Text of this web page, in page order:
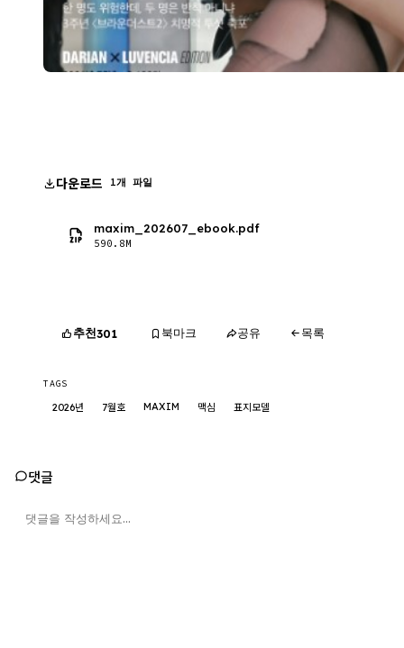
다운로드 1개 파일
maxim_202607_ebook.pdf
590.8M
추천301 북마크 공유 목록
TAGS
2026년 7월호 MAXIM 맥심 표지모델
댓글